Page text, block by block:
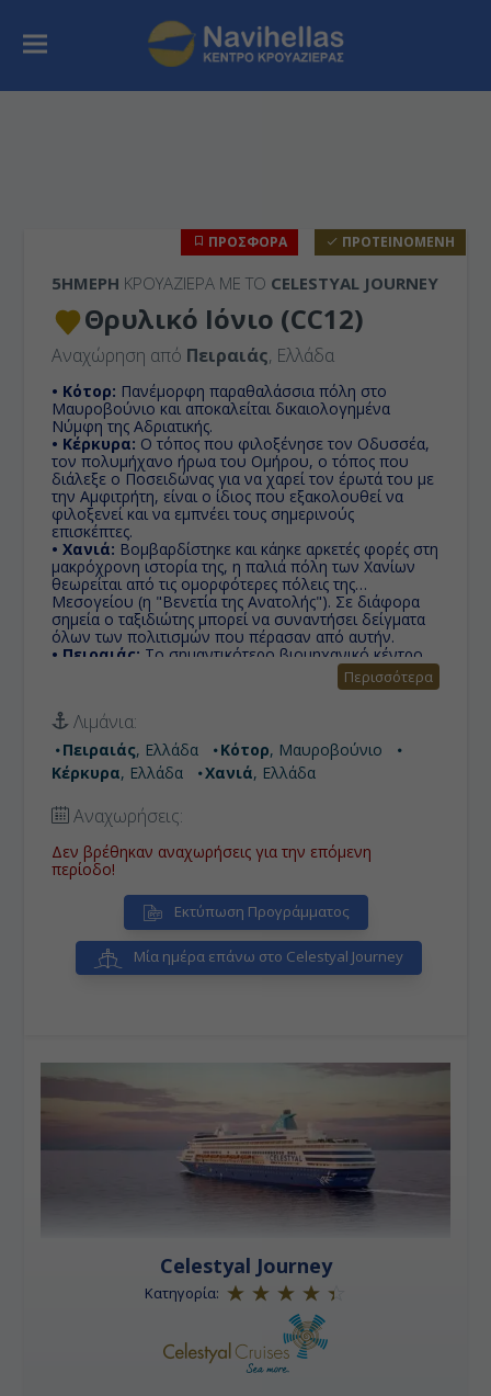
ΠΡΟΣΦΟΡΑ ΠΡΟΤΕΙΝΟΜΕΝΗ
5ΉΜΕΡΗ ΚΡΟΥΑΖΙΕΡΑ ΜΕ ΤΟ CELESTYAL JOURNEY
Θρυλικό Ιόνιο (CC12)
Αναχώρηση από Πειραιάς, Ελλάδα
• Κότορ: Πανέμορφη παραθαλάσσια πόλη στο
Μαυροβούνιο και αποκαλείται δικαιολογημένα
Νύμφη της Αδριατικής.
• Κέρκυρα: Ο τόπος που φιλοξένησε τον Οδυσσέα,
τον πολυμήχανο ήρωα του Ομήρου, ο τόπος που
διάλεξε ο Ποσειδώνας για να χαρεί τον έρωτά του με
την Αμφιτρήτη, είναι ο ίδιος που εξακολουθεί να
φιλοξενεί και να εμπνέει τους σημερινούς
επισκέπτες.
• Χανιά: Βομβαρδίστηκε και κάηκε αρκετές φορές στη
μακρόχρονη ιστορία της, η παλιά πόλη των Χανίων
θεωρείται από τις ομορφότερες πόλεις της
Μεσογείου (η "Βενετία της Ανατολής"). Σε διάφορα
σημεία ο ταξιδιώτης μπορεί να συναντήσει δείγματα
όλων των πολιτισμών που πέρασαν από αυτήν.
• Πειραιάς: Το σημαντικότερο βιομηχανικό κέντρο
της χώρας και το μεγαλύτερο εμπορικό κέντρο της
ελληνικής οικονομίας, ενώ διαθέτει το μεγαλύτερο,
σε επιβατική κίνηση, λιμένα της Ευρώπης συνδέοντας
ακτοπλοϊκά την πρωτεύουσα με τα νησιά του
Αιγαίου.
Περισσότερα
Λιμάνια:
Πειραιάς, Ελλάδα Κότορ, Μαυροβούνιο
Κέρκυρα, Ελλάδα Χανιά, Ελλάδα
Αναχωρήσεις:
Δεν βρέθηκαν αναχωρήσεις για την επόμενη
περίοδο!
Εκτύπωση Προγράμματος
Μία ημέρα επάνω στο Celestyal Journey
Celestyal Journey
Κατηγορία: